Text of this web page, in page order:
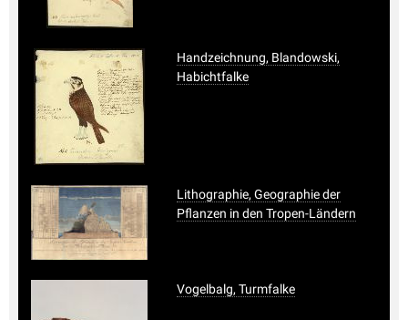
Handzeichnung, Blandowski,
Habichtfalke
Lithographie, Geographie der
Pflanzen in den Tropen-Ländern
Vogelbalg, Turmfalke